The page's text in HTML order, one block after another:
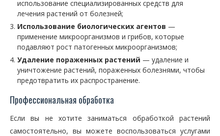
использование специализированных средств для
лечения растений от болезней;
Использование биологических агентов —
применение микроорганизмов и грибов, которые
подавляют рост патогенных микроорганизмов;
Удаление пораженных растений — удаление и
уничтожение растений, пораженных болезнями, чтобы
предотвратить их распространение.
Профессиональная обработка
Если вы не хотите заниматься обработкой растений
самостоятельно, вы можете воспользоваться услугами